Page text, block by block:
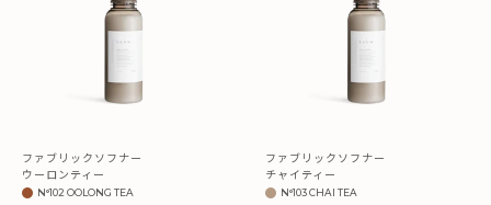
ファブリックソフナー
ウーロンティー
N°102 OOLONG TEA
ファブリックソフナー
チャイティー
N°103 CHAI TEA